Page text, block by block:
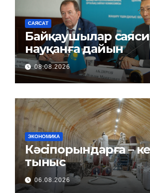
САЯСАТ
Байқаушылар саяси
науқанға дайын
08.08.2026
ЭКОНОМИКА
Кәсіпорындарға – кең
тыныс
06.08.2026